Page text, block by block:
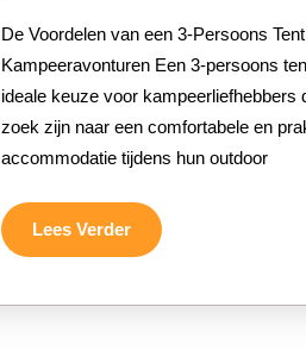
een
ruime
3-
persoons
tent
De Voordelen van een 3-Persoons Tent voor
Kampeeravonturen Een 3-persoons
ideale keuze voor kampeerliefhebbers
zoek zijn naar een comfortabele en
accommodatie tijdens hun outdoor
Lees VerderLees
Verder